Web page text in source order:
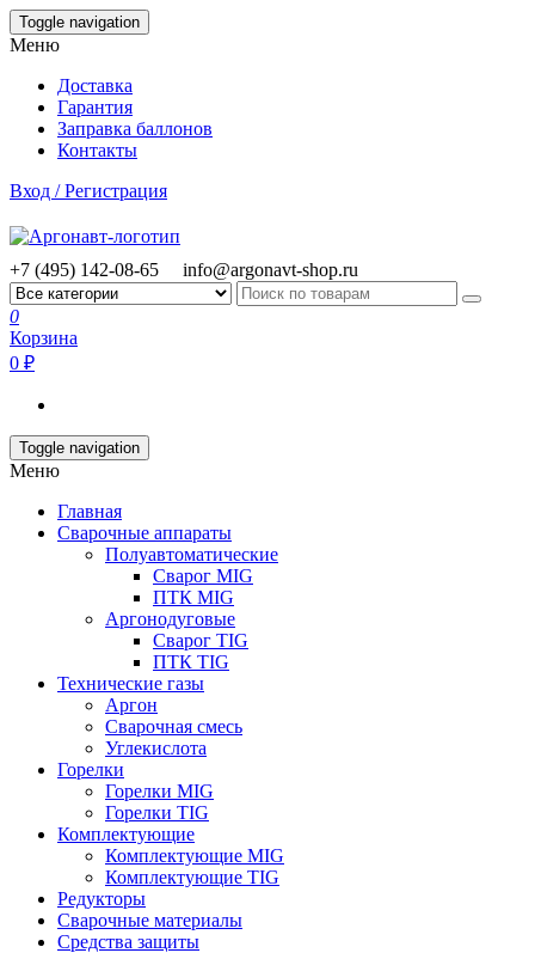
Skip
to
content
Toggle navigation
Меню
Доставка
Гарантия
Заправка баллонов
Контакты
Вход / Регистрация
+7 (495) 142-08-65 info@argonavt-shop.ru
0
Корзина
0 ₽
Toggle navigation
Меню
Главная
Сварочные аппараты
Полуавтоматические
Сварог MIG
ПТК MIG
Аргонодуговые
Сварог TIG
ПТК TIG
Технические газы
Аргон
Сварочная смесь
Углекислота
Горелки
Горелки MIG
Горелки TIG
Комплектующие
Комплектующие MIG
Комплектующие TIG
Редукторы
Сварочные материалы
Средства защиты